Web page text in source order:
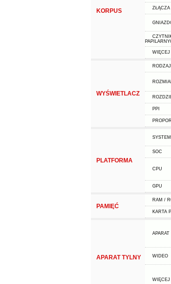
KORPUS ZŁĄCZA
WIĘCEJ
WYŚWIETLACZ
RODZAJ
PPI
PLATFORMA
SOC
CPU
GPU
PAMIĘĆ
RAM /
KARTA
APARAT TYLNY
APARAT
WIDEO
WIĘCEJ